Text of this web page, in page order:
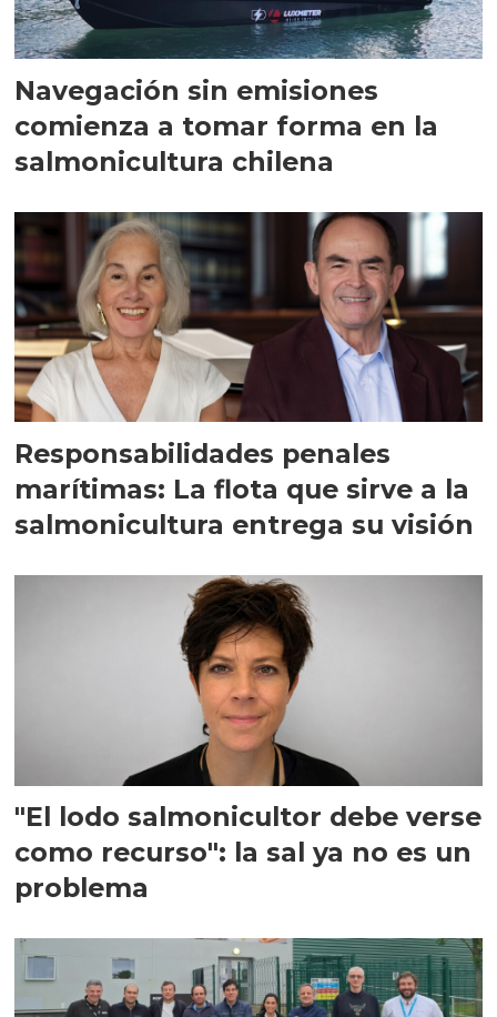
Navegación sin emisiones
comienza a tomar forma en la
salmonicultura chilena
Responsabilidades penales
marítimas: La flota que sirve a la
salmonicultura entrega su visión
"El lodo salmonicultor debe verse
como recurso": la sal ya no es un
problema